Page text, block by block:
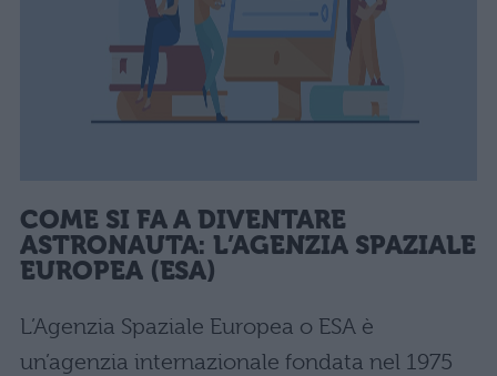
COME SI FA A DIVENTARE
ASTRONAUTA: L’AGENZIA SPAZIALE
EUROPEA (ESA)
L’Agenzia Spaziale Europea o ESA è
un’agenzia internazionale fondata nel 1975